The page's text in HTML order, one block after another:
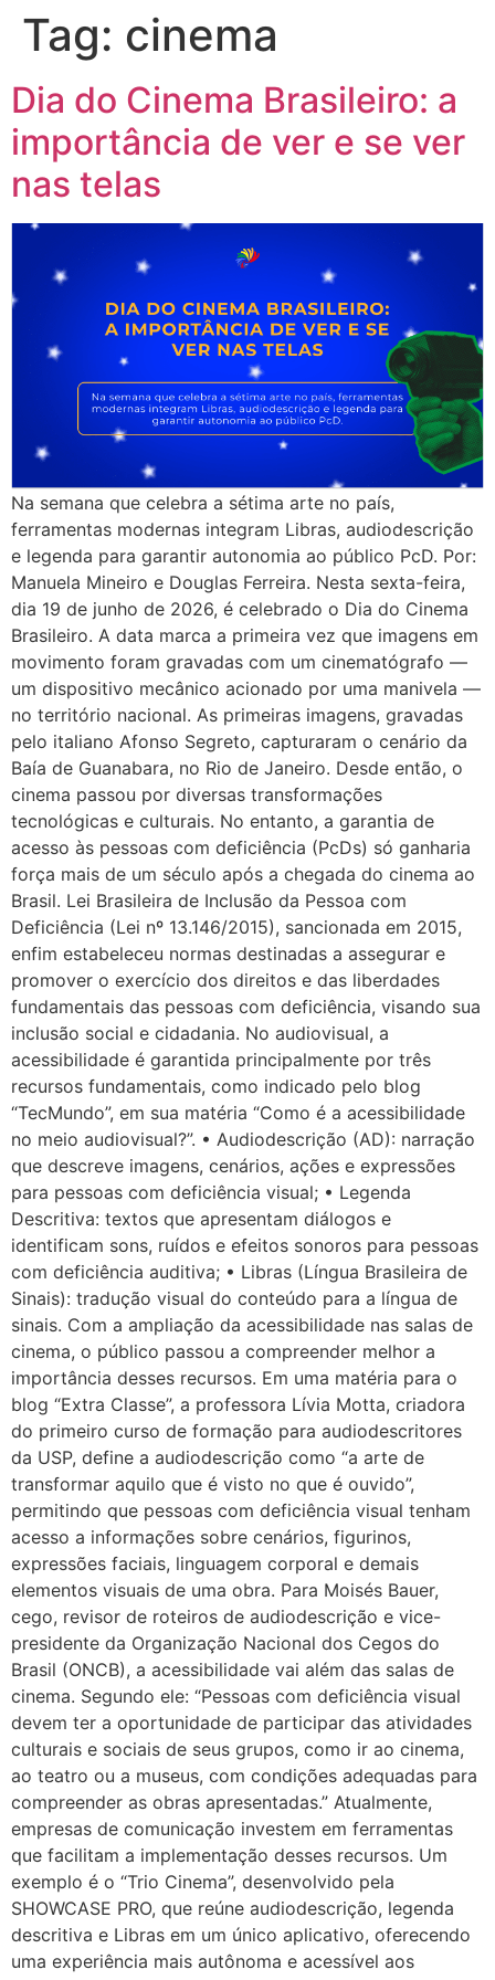
Tag: cinema
Dia do Cinema Brasileiro: a
importância de ver e se ver
nas telas
Na semana que celebra a sétima arte no país,
ferramentas modernas integram Libras, audiodescrição
e legenda para garantir autonomia ao público PcD. Por:
Manuela Mineiro e Douglas Ferreira. Nesta sexta-feira,
dia 19 de junho de 2026, é celebrado o Dia do Cinema
Brasileiro. A data marca a primeira vez que imagens em
movimento foram gravadas com um cinematógrafo —
um dispositivo mecânico acionado por uma manivela —
no território nacional. As primeiras imagens, gravadas
pelo italiano Afonso Segreto, capturaram o cenário da
Baía de Guanabara, no Rio de Janeiro. Desde então, o
cinema passou por diversas transformações
tecnológicas e culturais. No entanto, a garantia de
acesso às pessoas com deficiência (PcDs) só ganharia
força mais de um século após a chegada do cinema ao
Brasil. Lei Brasileira de Inclusão da Pessoa com
Deficiência (Lei nº 13.146/2015), sancionada em 2015,
enfim estabeleceu normas destinadas a assegurar e
promover o exercício dos direitos e das liberdades
fundamentais das pessoas com deficiência, visando sua
inclusão social e cidadania. No audiovisual, a
acessibilidade é garantida principalmente por três
recursos fundamentais, como indicado pelo blog
“TecMundo”, em sua matéria “Como é a acessibilidade
no meio audiovisual?”. • Audiodescrição (AD): narração
que descreve imagens, cenários, ações e expressões
para pessoas com deficiência visual; • Legenda
Descritiva: textos que apresentam diálogos e
identificam sons, ruídos e efeitos sonoros para pessoas
com deficiência auditiva; • Libras (Língua Brasileira de
Sinais): tradução visual do conteúdo para a língua de
sinais. Com a ampliação da acessibilidade nas salas de
cinema, o público passou a compreender melhor a
importância desses recursos. Em uma matéria para o
blog “Extra Classe”, a professora Lívia Motta, criadora
do primeiro curso de formação para audiodescritores
da USP, define a audiodescrição como “a arte de
transformar aquilo que é visto no que é ouvido”,
permitindo que pessoas com deficiência visual tenham
acesso a informações sobre cenários, figurinos,
expressões faciais, linguagem corporal e demais
elementos visuais de uma obra. Para Moisés Bauer,
cego, revisor de roteiros de audiodescrição e vice-
presidente da Organização Nacional dos Cegos do
Brasil (ONCB), a acessibilidade vai além das salas de
cinema. Segundo ele: “Pessoas com deficiência visual
devem ter a oportunidade de participar das atividades
culturais e sociais de seus grupos, como ir ao cinema,
ao teatro ou a museus, com condições adequadas para
compreender as obras apresentadas.” Atualmente,
empresas de comunicação investem em ferramentas
que facilitam a implementação desses recursos. Um
exemplo é o “Trio Cinema”, desenvolvido pela
SHOWCASE PRO, que reúne audiodescrição, legenda
descritiva e Libras em um único aplicativo, oferecendo
uma experiência mais autônoma e acessível aos